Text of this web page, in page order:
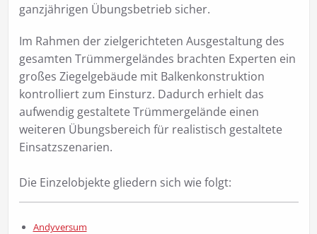
ganzjährigen Übungsbetrieb sicher.
Im Rahmen der zielgerichteten Ausgestaltung des
gesamten Trümmergeländes brachten Experten ein
großes Ziegelgebäude mit Balkenkonstruktion
kontrolliert zum Einsturz. Dadurch erhielt das
aufwendig gestaltete Trümmergelände einen
weiteren Übungsbereich für realistisch gestaltete
Einsatzszenarien.
Die Einzelobjekte gliedern sich wie folgt:
Andyversum